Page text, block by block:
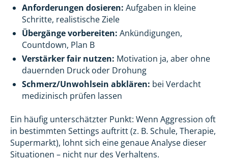
Anforderungen dosieren: Aufgaben in kleine
Schritte, realistische Ziele
Übergänge vorbereiten: Ankündigungen,
Countdown, Plan B
Verstärker fair nutzen: Motivation ja, aber ohne
dauernden Druck oder Drohung
Schmerz/Unwohlsein abklären: bei Verdacht
medizinisch prüfen lassen
Ein häufig unterschätzter Punkt: Wenn Aggression oft
in bestimmten Settings auftritt (z. B. Schule, Therapie,
Supermarkt), lohnt sich eine genaue Analyse dieser
Situationen – nicht nur des Verhaltens.